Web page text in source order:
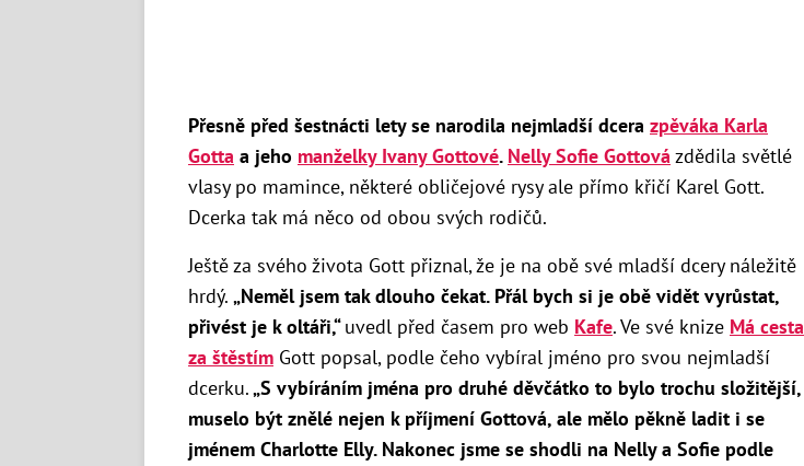
Přesně před šestnácti lety se narodila nejmladší dcera zpěváka Karla
Gotta a jeho manželky Ivany Gottové. Nelly Sofie Gottová zdědila světlé
vlasy po mamince, některé obličejové rysy ale přímo křičí Karel Gott.
Dcerka tak má něco od obou svých rodičů.
Ještě za svého života Gott přiznal, že je na obě své mladší dcery náležitě
hrdý. „Neměl jsem tak dlouho čekat. Přál bych si je obě vidět vyrůstat,
přivést je k oltáři,“uvedl před časem pro web Kafe. Ve své knize Má cesta
za štěstím Gott popsal, podle čeho vybíral jméno pro svou nejmladší
dcerku.„S vybíráním jména pro druhé děvčátko to bylo trochu složitější,
muselo být znělé nejen k příjmení Gottová, ale mělo pěkně ladit i se
jménem Charlotte Elly. Nakonec jsme se shodli na Nelly a Sofie podle